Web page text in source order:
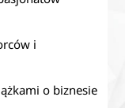
i
o biznesie